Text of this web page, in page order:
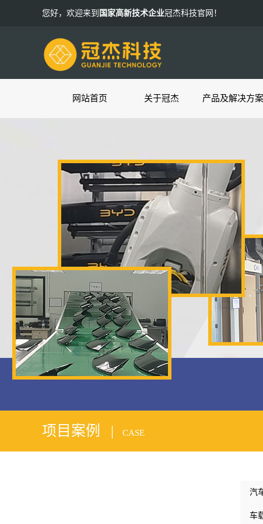
您好，欢迎来到 国家高新技术企业冠杰科技官网！
网站首页 关于冠杰 产品及解决方案
项目案例 | CASE
汽
车